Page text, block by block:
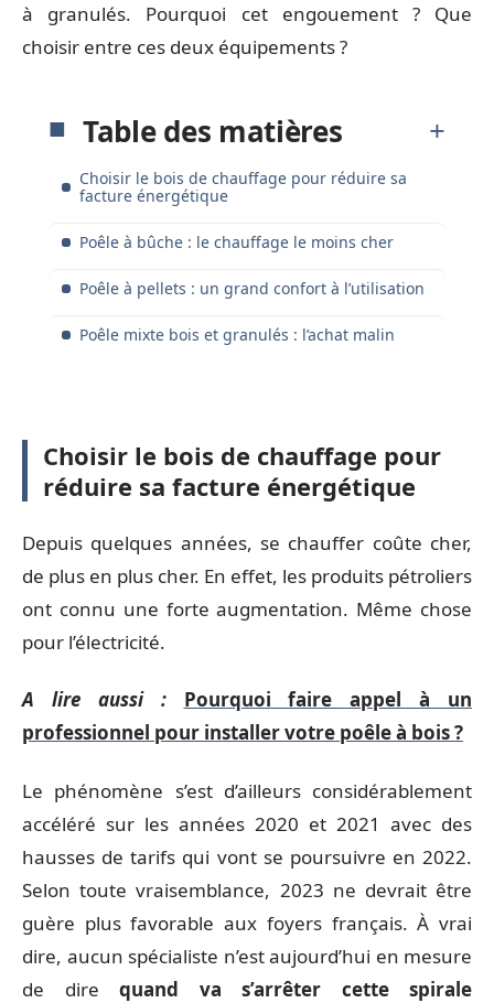
à granulés. Pourquoi cet engouement ? Que
choisir entre ces deux équipements ?
Table des matières
Choisir le bois de chauffage pour réduire sa
facture énergétique
Poêle à bûche : le chauffage le moins cher
Poêle à pellets : un grand confort à l’utilisation
Poêle mixte bois et granulés : l’achat malin
Choisir le bois de chauffage pour
réduire sa facture énergétique
Depuis quelques années, se chauffer coûte cher,
de plus en plus cher. En effet, les produits pétroliers
ont connu une forte augmentation. Même chose
pour l’électricité.
A lire aussi :
Pourquoi faire appel à un
professionnel pour installer votre poêle à bois ?
Le phénomène s’est d’ailleurs considérablement
accéléré sur les années 2020 et 2021 avec des
hausses de tarifs qui vont se poursuivre en 2022.
Selon toute vraisemblance, 2023 ne devrait être
guère plus favorable aux foyers français. À vrai
dire, aucun spécialiste n’est aujourd’hui en mesure
de dire quand va s’arrêter cette spirale